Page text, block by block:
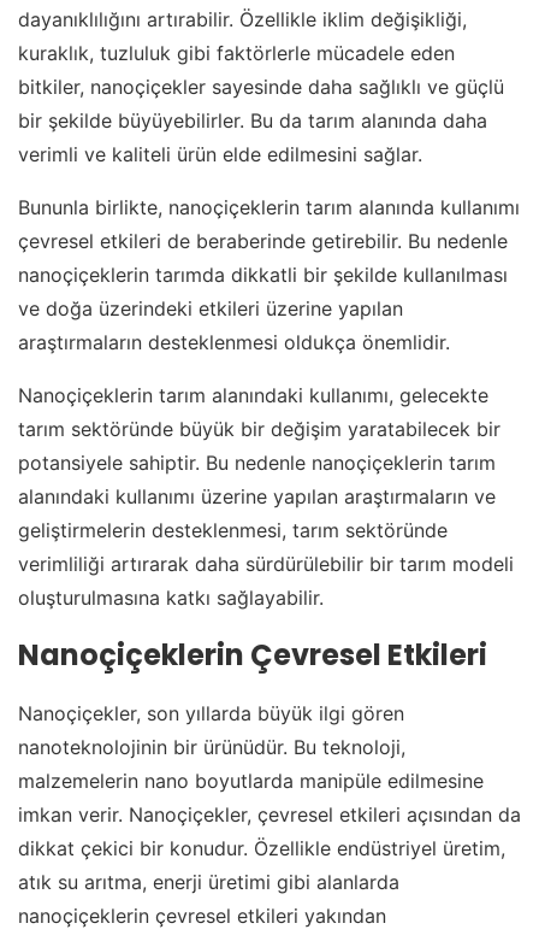
dayanıklılığını artırabilir. Özellikle iklim değişikliği,
kuraklık, tuzluluk gibi faktörlerle mücadele eden
bitkiler, nanoçiçekler sayesinde daha sağlıklı ve güçlü
bir şekilde büyüyebilirler. Bu da tarım alanında daha
verimli ve kaliteli ürün elde edilmesini sağlar.
Bununla birlikte, nanoçiçeklerin tarım alanında kullanımı
çevresel etkileri de beraberinde getirebilir. Bu nedenle
nanoçiçeklerin tarımda dikkatli bir şekilde kullanılması
ve doğa üzerindeki etkileri üzerine yapılan
araştırmaların desteklenmesi oldukça önemlidir.
Nanoçiçeklerin tarım alanındaki kullanımı, gelecekte
tarım sektöründe büyük bir değişim yaratabilecek bir
potansiyele sahiptir. Bu nedenle nanoçiçeklerin tarım
alanındaki kullanımı üzerine yapılan araştırmaların ve
geliştirmelerin desteklenmesi, tarım sektöründe
verimliliği artırarak daha sürdürülebilir bir tarım modeli
oluşturulmasına katkı sağlayabilir.
Nanoçiçeklerin Çevresel Etkileri
Nanoçiçekler, son yıllarda büyük ilgi gören
nanoteknolojinin bir ürünüdür. Bu teknoloji,
malzemelerin nano boyutlarda manipüle edilmesine
imkan verir. Nanoçiçekler, çevresel etkileri açısından da
dikkat çekici bir konudur. Özellikle endüstriyel üretim,
atık su arıtma, enerji üretimi gibi alanlarda
nanoçiçeklerin çevresel etkileri yakından